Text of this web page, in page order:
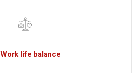
Work life balance